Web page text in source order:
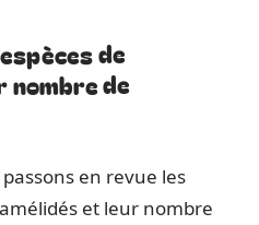
de
nombre de
en revue les
et leur nombre